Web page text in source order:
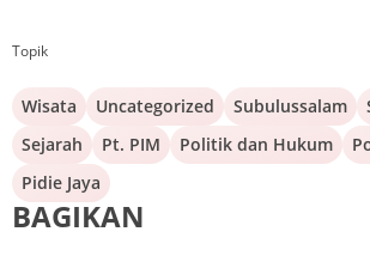
Topik
Wisata Uncategorized Subulussalam
Sejarah
Pt. PIM Politik dan Hukum
Pidie Jaya
BAGIKAN